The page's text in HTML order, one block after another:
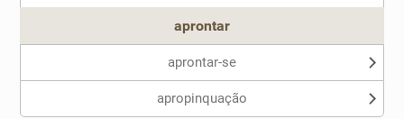
aprontar
aprontar-se
apropinquação